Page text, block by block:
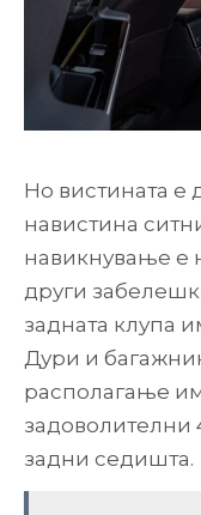
Но вистината е
навистина
навикнување е
други
задната клупа
Дури и
располагање
задоволителни
задни седишта.